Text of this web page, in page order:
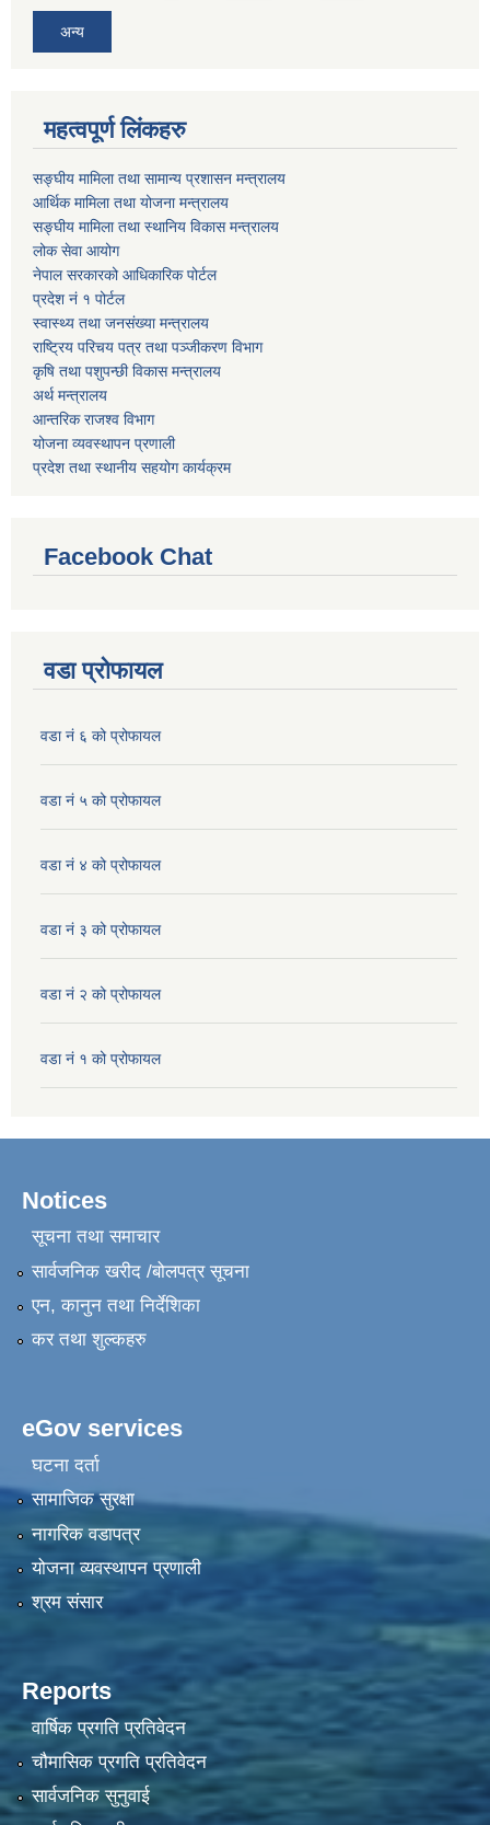
अन्य
महत्वपूर्ण लिंकहरु
सङ्घीय मामिला तथा सामान्य प्रशासन मन्त्रालय
आर्थिक मामिला तथा योजना मन्त्रालय
सङ्घीय मामिला तथा स्थानिय विकास मन्त्रालय
लोक सेवा आयोग
नेपाल सरकारको आधिकारिक पोर्टल
प्रदेश नं १ पोर्टल
स्वास्थ्य तथा जनसंख्या मन्त्रालय
राष्ट्रिय परिचय पत्र तथा पञ्जीकरण विभाग
कृषि तथा पशुपन्छी विकास मन्त्रालय
अर्थ मन्त्रालय
आन्तरिक राजश्व विभाग
योजना व्यवस्थापन प्रणाली
प्रदेश तथा स्थानीय सहयोग कार्यक्रम
Facebook Chat
वडा प्रोफायल
वडा नं ६ को प्रोफायल
वडा नं ५ को प्रोफायल
वडा नं ४ को प्रोफायल
वडा नं ३ को प्रोफायल
वडा नं २ को प्रोफायल
वडा नं १ को प्रोफायल
Notices
सूचना तथा समाचार
सार्वजनिक खरीद /बोलपत्र सूचना
एन, कानुन तथा निर्देशिका
कर तथा शुल्कहरु
eGov services
घटना दर्ता
सामाजिक सुरक्षा
नागरिक वडापत्र
योजना व्यवस्थापन प्रणाली
श्रम संसार
Reports
वार्षिक प्रगति प्रतिवेदन
चौमासिक प्रगति प्रतिवेदन
सार्वजनिक सुनुवाई